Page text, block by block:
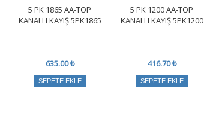
5 PK 1865 AA-TOP
KANALLI KAYIŞ 5PK1865
635.00 ₺
SEPETE EKLE
5 PK 1200 AA-TOP
KANALLI KAYIŞ 5PK1200
416.70 ₺
SEPETE EKLE